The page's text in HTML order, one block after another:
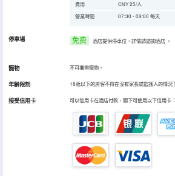
費用
CNY 25/人
營業時間
07:30 - 09:00 每天
停車場 免费 酒店提供停車位，詳情請諮詢酒店 。
寵物 不可攜帶寵物。
年齡限制 18歲以下的房客不得在沒有家長或監護人的情況
接受信用卡 可以信用卡在酒店付款，閣下可使用以下信用卡：